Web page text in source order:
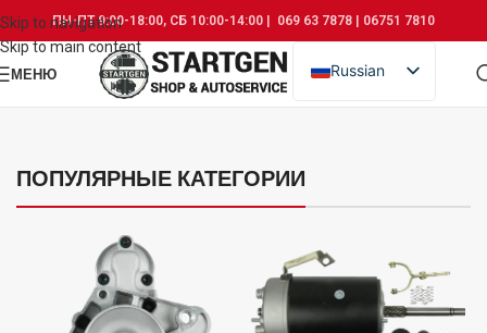
Skip to navigation
Skip to main content
ПН-ПТ 9:00-18:00, СБ 10:00-14:00 | 069 63 7878 | 06751 7810
МЕНЮ
Russian
Romanian
ПОПУЛЯРНЫЕ КАТЕГОРИИ